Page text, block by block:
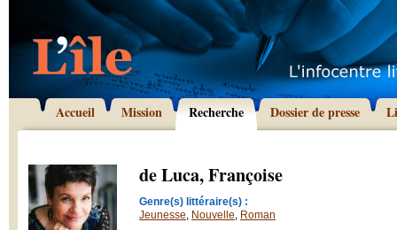
Accueil Mission Recherche Dossier de presse
de Luca, Françoise
Genre(s) littéraire(s) :
Jeunesse, Nouvelle, Roman